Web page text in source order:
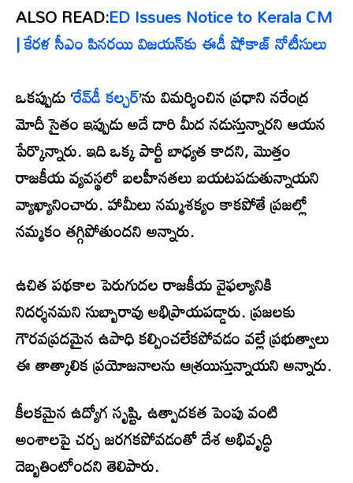
ALSO READ:ED Issues Notice to Kerala CM
| కేరళ సీఎం పినరయి విజయన్‌కు ఈడీ షోకాజ్ నోటీసులు
ఒకప్పుడు ‘రేవ్‌డీ కల్చర్’ను విమర్శించిన ప్రధాని నరేంద్ర
మోదీ సైతం ఇప్పుడు అదే దారి మీద నడుస్తున్నారని ఆయన
పేర్కొన్నారు. ఇది ఒక్క పార్టీ బాధ్యత కాదని, మొత్తం
రాజకీయ వ్యవస్థలో బలహీనతలు బయటపడుతున్నాయని
వ్యాఖ్యానించారు. హామీలు నమ్మశక్యం కాకపోతే ప్రజల్లో
నమ్మకం తగ్గిపోతుందని అన్నారు.
ఉచిత పథకాల పెరుగుదల రాజకీయ వైఫల్యానికి
నిదర్శనమని సుబ్బారావు అభిప్రాయపడ్డారు. ప్రజలకు
గౌరవప్రదమైన ఉపాధి కల్పించలేకపోవడం వల్లే ప్రభుత్వాలు
ఈ తాత్కాలిక ప్రయోజనాలను ఆశ్రయిస్తున్నాయని అన్నారు.
కీలకమైన ఉద్యోగ సృష్టి, ఉత్పాదకత పెంపు వంటి
అంశాలపై చర్చ జరగకపోవడంతో దేశ అభివృద్ధి
దెబ్బతింటోందని తెలిపారు.